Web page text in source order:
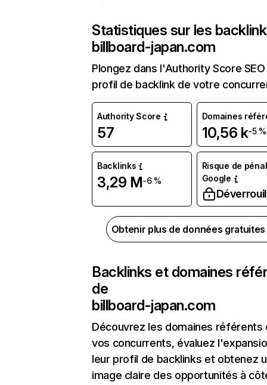
Statistiques sur les
billboard-japan.com
Plongez dans l'Authority Score
profil de backlink de votre
Authority Score
57
Domaines
10,56 k-5 %
Backlinks
3,29 M-6 %
Risque de
Google
Obtenir plus de données
Backlinks et domaines
de
billboard-japan.com
Découvrez les domaines référents
vos concurrents, évaluez
leur profil de backlinks et obtenez
image claire des opportunités à